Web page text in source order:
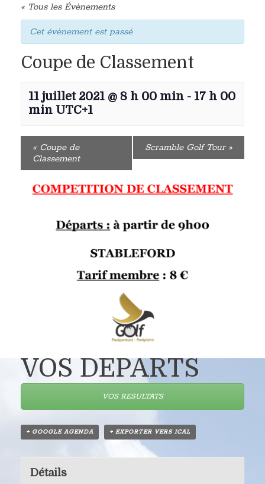
« Tous les Évènements
Cet évènement est passé
Coupe de Classement
11 juillet 2021 @ 8 h 00 min - 17 h 00
min UTC+1
«Coupe de
Classement
Scramble Golf Tour »
VOS DEPARTS
VOS RESULTATS
+ GOOGLE AGENDA + EXPORTER VERS ICAL
Détails